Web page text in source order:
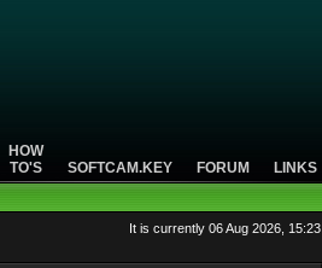
HOW
TO'S
SOFTCAM.KEY FORUM LINKS
It is currently 06 Aug 2026, 15:23